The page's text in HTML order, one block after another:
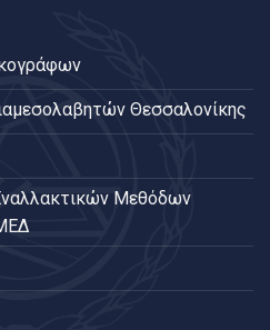
Θεσσαλονίκης
Μεθόδων